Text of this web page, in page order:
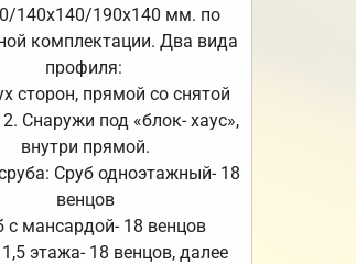
140х140/190х140 мм. по
комплектации. Два вида
профиля:
сторон, прямой со снятой
Снаружи под «блок- хаус»,
внутри прямой.
Сруб одноэтажный- 18
венцов
с мансардой- 18 венцов
этажа- 18 венцов, далее